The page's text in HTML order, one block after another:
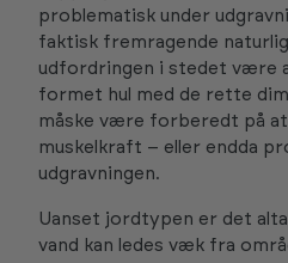
problematisk under
faktisk fremragende
udfordringen i stedet være
formet hul med de rette
måske være forberedt på
muskelkraft – eller endda
udgravningen.
Uanset jordtypen er det
vand kan ledes væk fra